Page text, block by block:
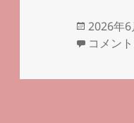
投
稿
2026年6
IPOは－
コメン